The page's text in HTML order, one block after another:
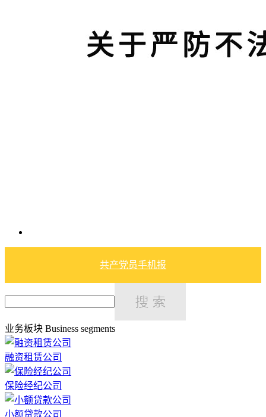
共产党员手机报
业务板块 Business segments
融资租赁公司
保险经纪公司
小额贷款公司